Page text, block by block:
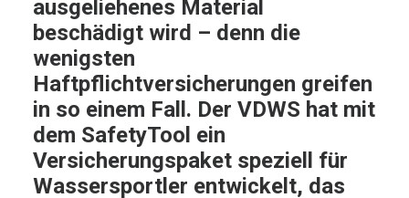
ausgeliehenes Material
beschädigt wird – denn die
wenigsten
Haftpflichtversicherungen greifen
in so einem Fall. Der VDWS hat mit
dem SafetyTool ein
Versicherungspaket speziell für
Wassersportler entwickelt, das